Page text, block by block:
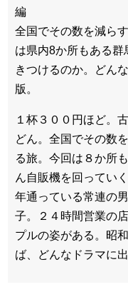
編
全国でその数を減ら
は県内8か所もある群
きつけるのか。どん
版。
１杯３００円ほど。
どん。全国でその数
る旅。今回は８か所
ん自販機を回ってい
年通っている常連の
子。２４時間営業の
プルの姿がある。昭
ば、どんなドラマに